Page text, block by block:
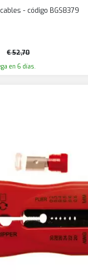
- código BGS8379
€ 52,70
en 6 días.